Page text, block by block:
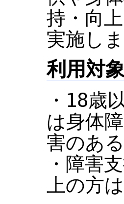
持・向
実施し
利用対
・18歳
は身体
害のあ
・障害
上の方